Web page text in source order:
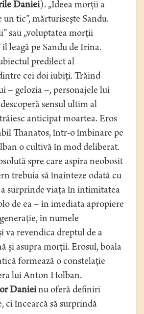
Daniei). „Ideea morţii a
tic”, mărturiseşte Sandu.
sau „voluptatea morţii
leagă pe Sandu de Irina.
predilect al
cei doi iubiţi. Trăind
– gelozia –, personajele lui
sensul ultim al
anticipat moartea. Eros
Thanatos, într-o îmbinare pe
o cultivă în mod deliberat.
spre care aspira neobosit
trebuia să înainteze odată cu
surprinde viaţa în intimitatea
de ea – în imediata apropiere
în numele
va revendica dreptul de a
şi asupra morţii. Erosul, boala
formează o constelaţie
lui Anton Holban.
Danieinu oferă definiri
ci încearcă să surprindă